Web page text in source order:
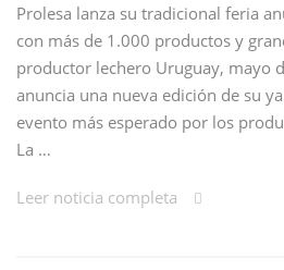
Prolesa lanza su tradicional feria
con más de 1.000 productos y
productor lechero Uruguay, mayo
anuncia una nueva edición de su
evento más esperado por los
La …
Leer noticia completa